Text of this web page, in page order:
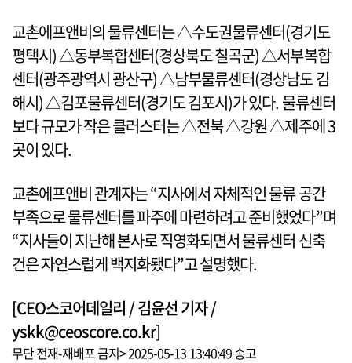
교촌에프앤비의 물류센터는 △수도권물류센터(경기도
평택시) △동부복합센터(경상북도 칠곡군) △서부복합
센터(광주광역시 광산구) △남부물류센터(경상남도 김
해시) △김포물류센터(경기도 김포시)가 있다. 물류센터
보다 규모가 작은 클러스터는 △전북 △강원 △제주에 3
곳이 있다.
교촌에프앤비 관계자는 “지사에서 자체적인 물류 공간
부족으로 물류센터를 파주에 마련하려고 준비했었다”며
“지사들이 지난해 본사로 직영화되면서 물류센터 신축
건은 자연스럽게 백지화됐다”고 설명했다.
[CEO스코어데일리 / 김윤선 기자 /
yskk@ceoscore.co.kr]
무단 전재-재배포 금지> 2025-05-13 13:40:49 송고